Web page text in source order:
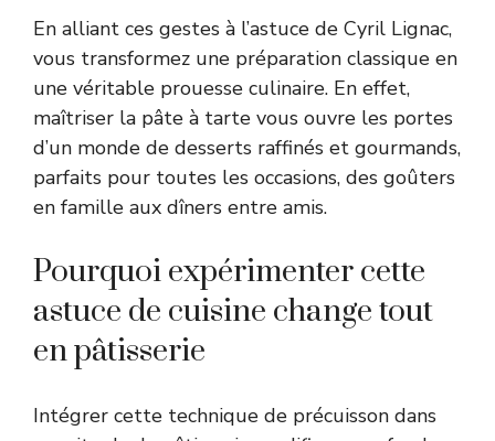
En alliant ces gestes à l’astuce de Cyril Lignac,
vous transformez une préparation classique en
une véritable prouesse culinaire. En effet,
maîtriser la pâte à tarte vous ouvre les portes
d’un monde de desserts raffinés et gourmands,
parfaits pour toutes les occasions, des goûters
en famille aux dîners entre amis.
Pourquoi expérimenter cette
astuce de cuisine change tout
en pâtisserie
Intégrer cette technique de précuisson dans